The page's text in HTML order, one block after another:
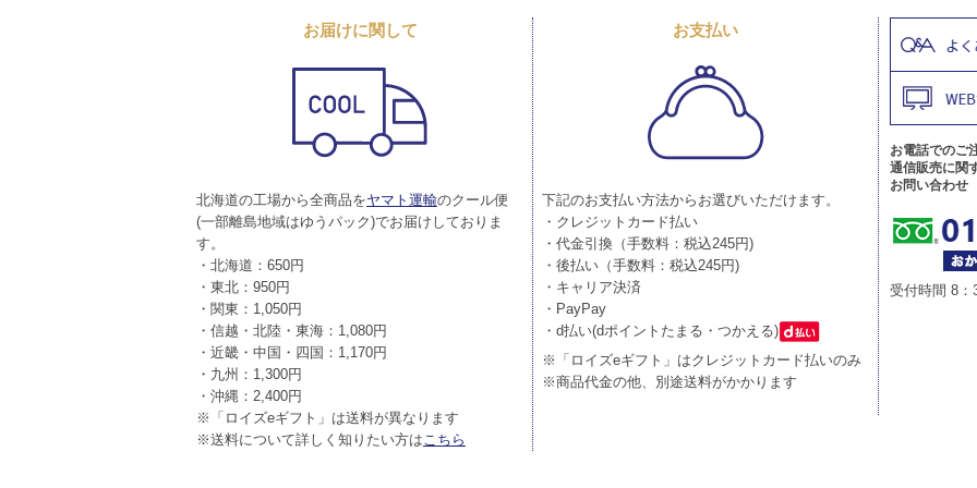
お届けに関して
北海道の工場から全商品をヤマト運輸のクール便
(一部離島地域はゆうパック)でお届けしておりま
す。
・北海道：650円
・東北：950円
・関東：1,050円
・信越・北陸・東海：1,080円
・近畿・中国・四国：1,170円
・九州：1,300円
・沖縄：2,400円
※「ロイズeギフト」は送料が異なります
※送料について詳しく知りたい方はこちら
お支払い
下記のお支払い方法からお選びいただけます。
・クレジットカード払い
・代金引換（手数料：税込245円)
・後払い（手数料：税込245円)
・キャリア決済
・PayPay
・d払い(dポイントたまる・つかえる)
※「ロイズeギフト」はクレジットカード払いのみ
※商品代金の他、別途送料がかかります
お電話でのご
通信販売に関
お問い合わせ
受付時間 8：